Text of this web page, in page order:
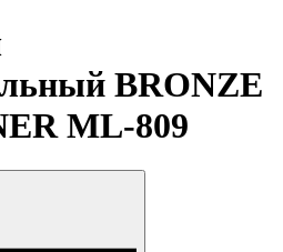
BRONZE
ML-809